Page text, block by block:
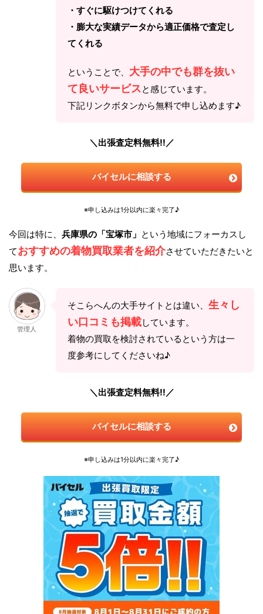
・すぐに駆けつけてくれる
・膨大な実績データから適正価格で査定し
てくれる
ということで、 大手の中でも群を抜い
て良いサービスと感じています。
下記リンクボタンから無料で申し込めます♪
＼出張査定料無料!!／
バイセルに相談する
※申し込みは1分以内に楽々完了♪
今回は特に、 兵庫県の「宝塚市」 という地域にフォーカスし
ておすすめの着物買取業者を紹介させていただきたいと
思います。
管理人
そこらへんの大手サイトとは違い、 生々し
い口コミも掲載しています。
着物の買取を検討されているという方は一
度参考にしてくださいね♪
＼出張査定料無料!!／
バイセルに相談する
※申し込みは1分以内に楽々完了♪